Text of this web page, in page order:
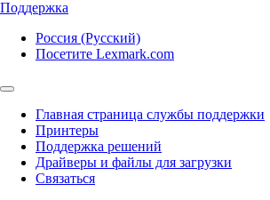
Поддержка
Россия (Русский)
Посетите Lexmark.com
Главная страница службы поддержки
Принтеры
Поддержка решений
Драйверы и файлы для загрузки
Связаться